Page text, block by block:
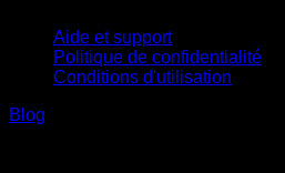
Aide et support
Politique de confidentialité
Conditions d'utilisation
Blog